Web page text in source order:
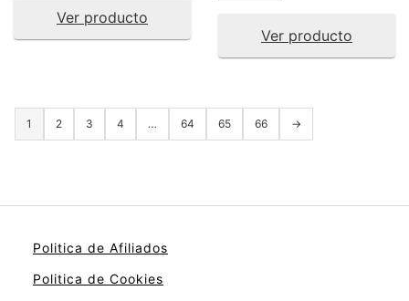
Ver producto
Ver producto
1 2 3 4 … 64 65 66 →
Politica de Afiliados
Politica de Cookies